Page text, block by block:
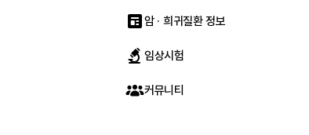
암 · 희귀질환 정보
임상시험
커뮤니티